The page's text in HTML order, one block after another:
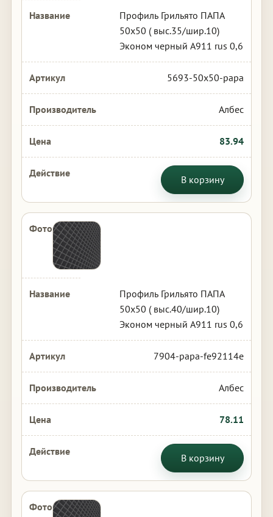
Профиль Грильято ПАПА
50х50 ( выс.35/шир.10)
Эконом черный А911 rus 0,6
5693-50x50-papa
Албес
83.94
В корзину
Профиль Грильято ПАПА
50х50 ( выс.40/шир.10)
Эконом черный А911 rus 0,6
7904-papa-fe92114e
Албес
78.11
В корзину